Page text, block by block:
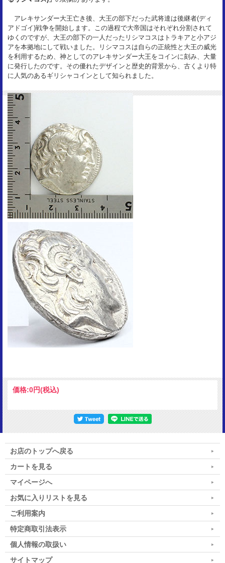
アレキサンダー大王亡き後、大王の部下だった武将達は後継者(ディ
アドゴイ)戦争を開始します。この過程で大帝国はそれぞれ分割されて
ゆくのですが、大王の部下の一人だったリシマコスはトラキアと小アジ
アを本拠地にして戦いました。リシマコスは自らの正統性と大王の威光
を利用するため、神としてのアレキサンダー大王をコインに刻み、大量
に発行したのです。その優れたデザインと歴史的背景から、古くより特
に人気のあるギリシャコインとして知られました。
価格:0円(税込)
お店のトップへ戻る
カートを見る
マイページへ
お気に入りリストを見る
ご利用案内
特定商取引法表示
個人情報の取扱い
サイトマップ